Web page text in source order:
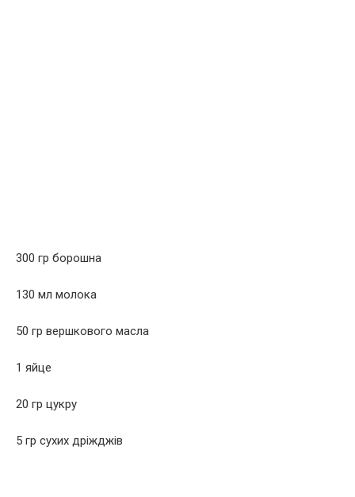
300 гр борошна
130 мл молока
50 гр вершкового масла
1 яйце
20 гр цукру
5 гр сухих дріжджів